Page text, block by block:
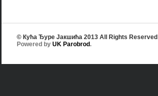
© Кућа Ђуре Јакшића 2013 All Rights Reserved
Powered by UK Parobrod.